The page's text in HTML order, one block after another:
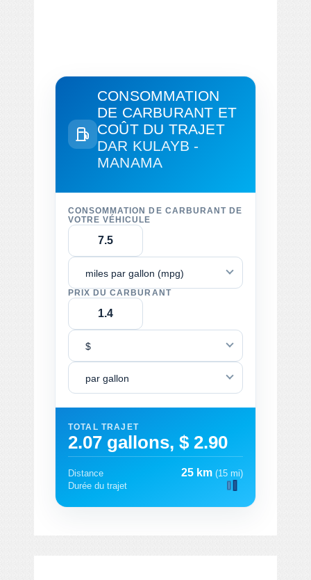
CONSOMMATION
DE CARBURANT ET
COÛT DU TRAJET
DAR KULAYB -
MANAMA
CONSOMMATION DE CARBURANT DE
VOTRE VÉHICULE
miles par gallon (mpg)
PRIX DU CARBURANT
$
par gallon
TOTAL TRAJET
2.07 gallons, $ 2.90
Distance 25 km (15 mi)
Durée du trajet